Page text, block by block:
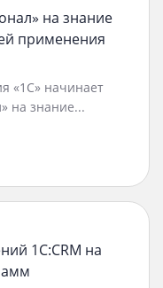
на знание
применения
«1С» начинает
на знание...
1С:CRM на